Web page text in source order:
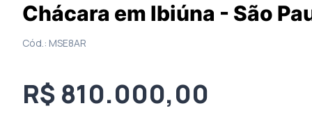
Chácara em Ibiúna - São
Cód.: MSE8AR
R$ 810.000,00